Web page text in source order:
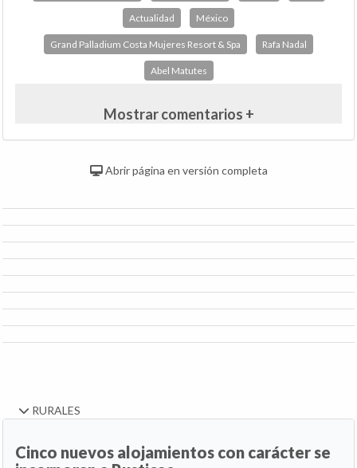
Actualidad México
Grand Palladium Costa Mujeres Resort & Spa Rafa Nadal
Abel Matutes
Mostrar comentarios +
Abrir página en versión completa
RURALES
Cinco nuevos alojamientos con carácter se